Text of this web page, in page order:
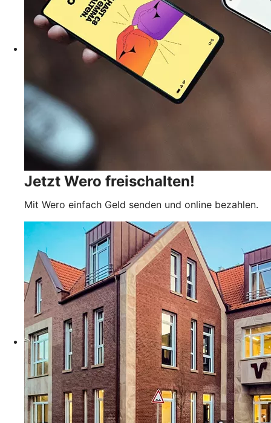
Jetzt Wero freischalten!
Mit Wero einfach Geld senden und online bezahlen.